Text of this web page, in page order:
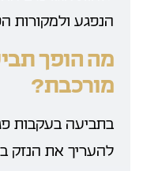
הנפגע ולמקורות
מה הופך
מורכבת?
בתביעה בעקבות
להעריך את הנזק